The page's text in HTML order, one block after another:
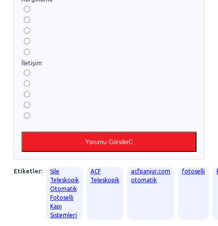
İletişim
Yorumu Gönder
Etiketler:
Şile
Teleskopik
Otomatik
Fotoselli
Kapı
Sistemleri
ACF
Teleskopik
acfpanjur.com
otomatik
fotoselli